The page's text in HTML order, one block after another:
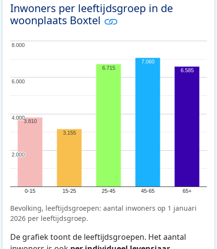
Inwoners per leeftijdsgroep in de
woonplaats Boxtel
0-15 15-25 25-45 45-65 65+
2.000
2.000
4.000
4.000
6.000
6.000
8.000
8.000
3.810
3.155
6.715
7.060
6.585
Bevolking, leeftijdsgroepen: aantal inwoners op 1 januari
2026 per leeftijdsgroep.
De grafiek toont de leeftijdsgroepen. Het aantal